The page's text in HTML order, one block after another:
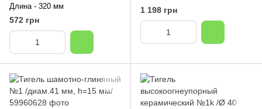
Длина - 320 мм
572 грн
1 198 грн